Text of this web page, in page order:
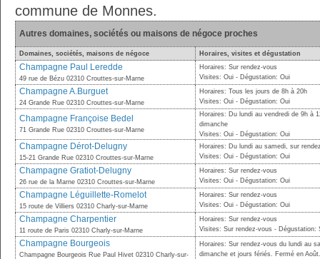
commune de Monnes.
Autres domaines, sociétés ou maisons de négoce proches
Domaines, sociétés, maisons de négoce Horaires, visites et dégustation
Champagne Paul Leredde
49 rue de Bézu 02310 Crouttes-sur-Marne
Horaires: Sur rendez-vous
Visites: Oui - Dégustation: Oui
Champagne A.Burguet
24 Grande Rue 02310 Crouttes-sur-Marne
Horaires: Tous les jours de 8h à 20h
Visites: Oui - Dégustation: Oui
Champagne Françoise Bedel
71 Grande Rue 02310 Crouttes-sur-Marne
Horaires: Du lundi au vendredi de 9h à
dimanche
Visites: Oui - Dégustation: Oui
Champagne Dérot-Delugny
15-21 Grande Rue 02310 Crouttes-sur-Marne
Horaires: Du lundi au samedi, sur
Visites: Oui - Dégustation: Oui
Champagne Gratiot-Delugny
26 rue de la Marne 02310 Crouttes-sur-Marne
Horaires: Sur rendez-vous
Visites: Oui - Dégustation: Oui
Champagne Léguillette-Romelot
15 route de Villiers 02310 Charly-sur-Marne
Horaires: Sur rendez-vous
Visites: Oui - Dégustation: Oui
Champagne Charpentier
11 route de Paris 02310 Charly-sur-Marne
Horaires: Sur rendez-vous
Visites: Sur rendez-vous - Dégustation:
Champagne Bourgeois
Champagne Bourgeois Rue Paul Hivet 02310 Charly-sur-
Horaires: Sur rendez-vous du lundi au
dimanche et jours fériés. Fermé en Août.